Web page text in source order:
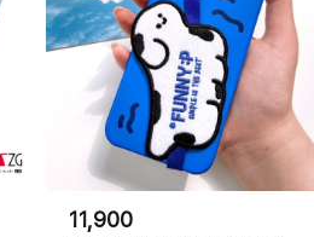
D7mm/ 111g
용지
사
MARK'S
원
(주)텐바이텐
11,900